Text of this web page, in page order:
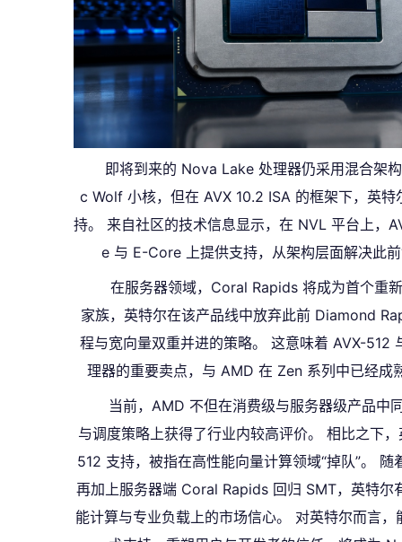
即将到来的 Nova Lake 处理器仍采用混合架
c Wolf 小核，但在 AVX 10.2 ISA 的框架下，英
持。 来自社区的技术信息显示，在 NVL 平台上，
e 与 E-Core 上提供支持，从架构层面解决此
在服务器领域，Coral Rapids 将成为首个重
家族，英特尔在该产品线中放弃此前 Diamond
程与宽向量双重并进的策略。 这意味着 AVX-512
理器的重要卖点，与 AMD 在 Zen 系列中已经成
当前，AMD 不但在消费级与服务器级产品中
与调度策略上获得了行业内较高评价。 相比之下
512 支持，被指在高性能向量计算领域“掉队”。
再加上服务器端 Coral Rapids 回归 SMT，英特尔
能计算与专业负载上的市场信心。 对英特尔而言